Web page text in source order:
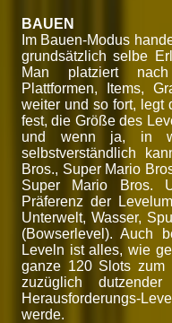
BAUEN
Im Bauen-Modus
grundsätzlich selbe
Man platziert
Plattformen, Items,
weiter und so fort, legt
fest, die Größe des
und wenn ja, in
selbstverständlich
Bros., Super Mario
Super Mario Bros.
Präferenz der
Unterwelt, Wasser,
(Bowserlevel). Auch
Leveln ist alles, wie
ganze 120 Slots zum
zuzüglich
Herausforderungs-
werde.